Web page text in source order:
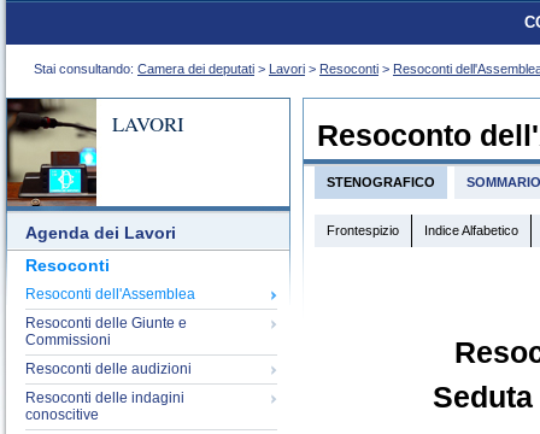
Stai consultando: Camera dei deputati > Lavori > Resoconti > Resoconti
LAVORI
Agenda dei Lavori
Resoconti
Resoconti dell'Assemblea
Resoconti delle Giunte e
Commissioni
Resoconti delle audizioni
Resoconti delle indagini
conoscitive
Resoconto
STENOGRAFICO SOMMARIO
Frontespizio Indice Alfabetico